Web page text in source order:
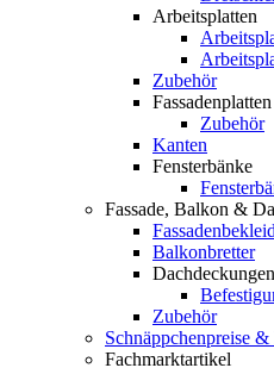
Arbeitsplatten
Zubehör
Fassadenplatten
Zubehör
Kanten
Fensterbänke
Fassade, Balkon &
Balkonbretter
Dachdeckungen
Zubehör
Schnäppchenpreise &
Fachmarktartikel